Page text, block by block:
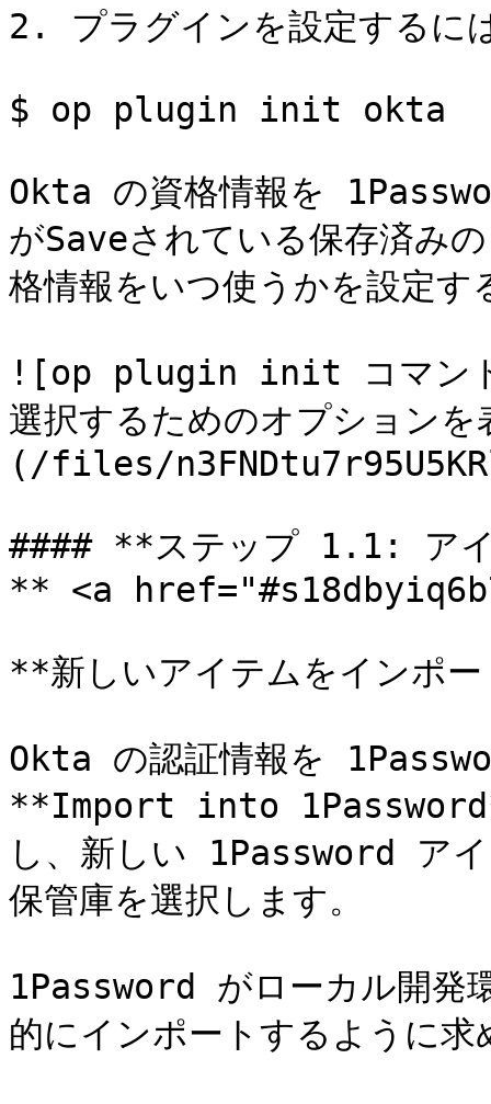
2. プラグインを設定するに
$ op plugin init okta
Okta の資格情報を
がSaveされている保存済み
格情報をいつ使うかを設定す
![op plugin init コマンド
選択するためのオプション
(/files/
#### **ステップ 1.1: アイ
** <a
**新しいアイテムをインポ
Okta の認証情報を
**Import into 1Password**
し、新しい 1Password ア
保管庫を選択します。
1Password がローカル開発
的にインポートするように求